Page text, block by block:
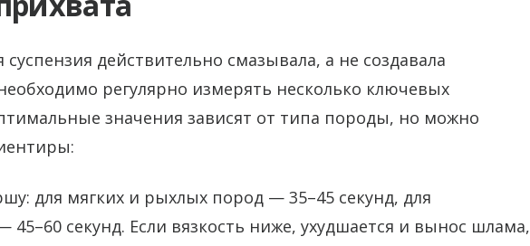
действительно смазывала, а не создавала
регулярно измерять несколько ключевых
значения зависят от типа породы, но можно
для мягких и рыхлых пород — 35–45 секунд, для
секунд. Если вязкость ниже, ухудшается и вынос шлама,